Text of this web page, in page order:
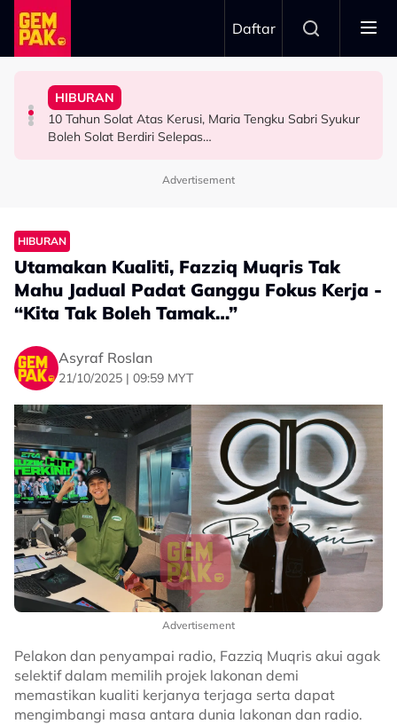
Skip to main content
Daftar
BERITA
Atlet Golf Tidak Diculik, ‘Lari’ ke Bangkok Sebab
Keluarga Rasa Bakal Suami Tak Setaraf
HIBURAN
10 Tahun Solat Atas Kerusi, Maria Tengku Sabri Syukur
Boleh Solat Berdiri Selepas…
HIBURAN
Masih Solo Hingga Kini, Daiyan Trisha Akui Tak Gopoh
Cari Jodoh
SELEBRITI
Dazrin Kamarudin Kongsi ‘Titik Hitam’ Dalam Hidup,
Korek Tabung RM50 Duit Syiling Untuk Isi Minyak - “Nak
Advertisement
HIBURAN
Utamakan Kualiti, Fazziq Muqris Tak
Mahu Jadual Padat Ganggu Fokus Kerja -
“Kita Tak Boleh Tamak…”
Asyraf Roslan
21/10/2025 | 09:59 MYT
Advertisement
Pelakon dan penyampai radio, Fazziq Muqris akui agak
selektif dalam memilih projek lakonan demi
memastikan kualiti kerjanya terjaga serta dapat
mengimbangi masa antara dunia lakonan dan radio.